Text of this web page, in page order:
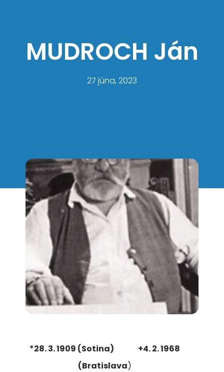
MUDROCH Ján
27 júna, 2023
*28. 3. 1909 (Sotina) +4. 2. 1968
(Bratislava)